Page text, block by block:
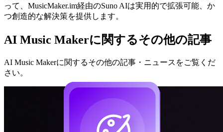
って、MusicMaker.im経由のSuno AIは実用的で拡張可能、か
つ創造的な解決策を提供します。
AI Music Makerに関するその他の記事
AI Music Makerに関するその他の記事・ニュースをご覧くだ
さい。